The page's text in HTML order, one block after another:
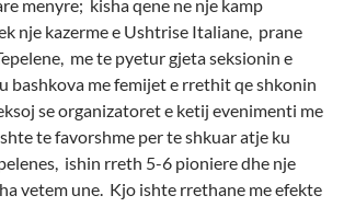
menyre; kisha qene ne nje kamp
nje kazerme e Ushtrise Italiane, prane
me te pyetur gjeta seksionin e
bashkova me femijet e rrethit qe shkonin
se organizatoret e ketij evenimenti me
te favorshme per te shkuar atje ku
ishin rreth 5-6 pioniere dhe nje
vetem une. Kjo ishte rrethane me efekte